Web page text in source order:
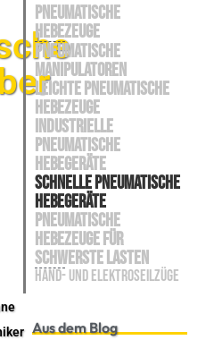
PNEUMATISCHE
HEBEZEUGE
Pneumatische
Manipulatoren
Leichte pneumatische
Hebezeuge
Industrielle
pneumatische
Hebegeräte
Schnelle pneumatische
Hebegeräte
Pneumatische
Hebezeuge für
schwerste Lasten
Hand- und Elektroseilzüge
Aus dem Blog